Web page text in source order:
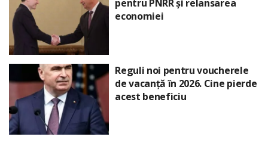
pentru PNRR și relansarea
economiei
Reguli noi pentru voucherele
de vacanță în 2026. Cine pierde
acest beneficiu